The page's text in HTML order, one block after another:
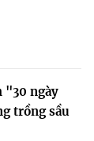
"30 ngày
trồng sầu